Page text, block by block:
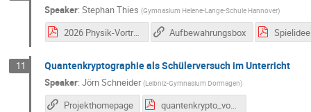
Speaker:Stephan Thies (Gymnasium Helene-Lange-Schule Hannover)
2026 Physik-Vortrag Netzwerk Teilchenwelt.pdf Aufbewahrungsbox
11 Quantenkryptographie als Schülerversuch im Unterricht
Speaker:Jörn Schneider (Leibniz-Gymnasium Dormagen)
Projekthomepage quantenkrypto_vortrag.pdf